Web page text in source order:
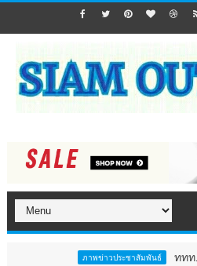
ททท. ชวนสัมผัสพลังแห่